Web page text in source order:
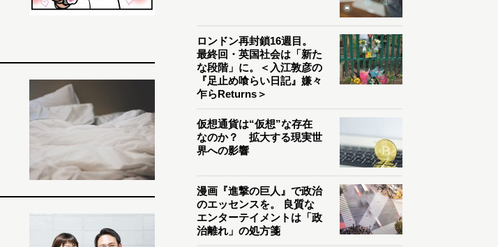
ロンドン再封鎖16週目。
最終回・英国社会は「新た
な段階」に。＜入江敦彦の
『足止め喰らい日記』嫌々
乍らReturns＞
仮想通貨は“仮想”な存在
なのか？ 拡大する現実世
界への影響
漫画『進撃の巨人』で政治
のエッセンスを。 良質な
エンターテイメントは「政
治離れ」の処方箋